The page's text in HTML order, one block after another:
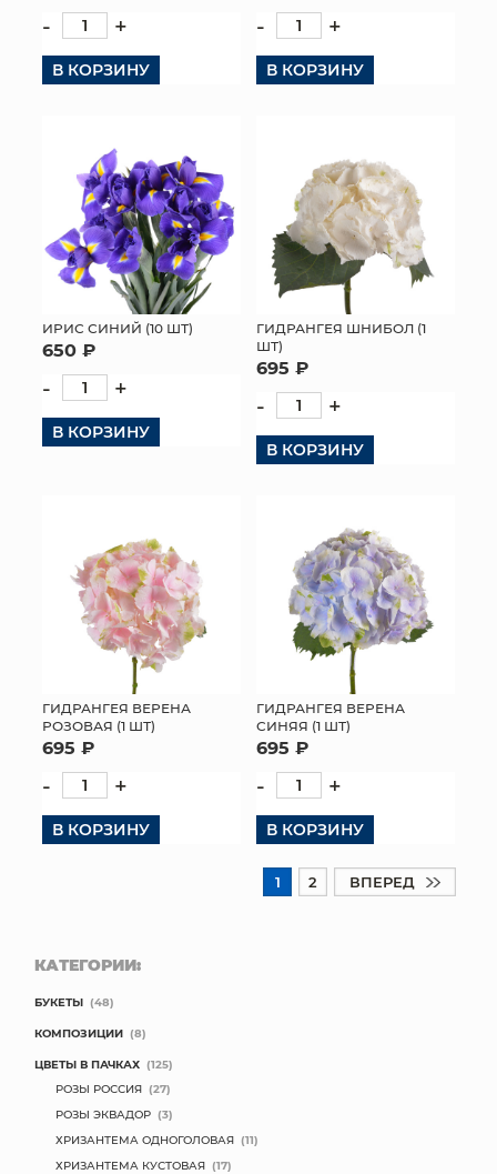
- +
В КОРЗИНУ
- +
В КОРЗИНУ
ИРИС СИНИЙ (10 ШТ)
650 ₽
- +
В КОРЗИНУ
ГИДРАНГЕЯ ШНИБОЛ (1
ШТ)
695 ₽
- +
В КОРЗИНУ
ГИДРАНГЕЯ ВЕРЕНА
РОЗОВАЯ (1 ШТ)
695 ₽
- +
В КОРЗИНУ
ГИДРАНГЕЯ ВЕРЕНА
СИНЯЯ (1 ШТ)
695 ₽
- +
В КОРЗИНУ
1 2 ВПЕРЕД
КАТЕГОРИИ:
БУКЕТЫ (48)
КОМПОЗИЦИИ (8)
ЦВЕТЫ В ПАЧКАХ (125)
РОЗЫ РОССИЯ (27)
РОЗЫ ЭКВАДОР (3)
ХРИЗАНТЕМА ОДНОГОЛОВАЯ (11)
ХРИЗАНТЕМА КУСТОВАЯ (17)